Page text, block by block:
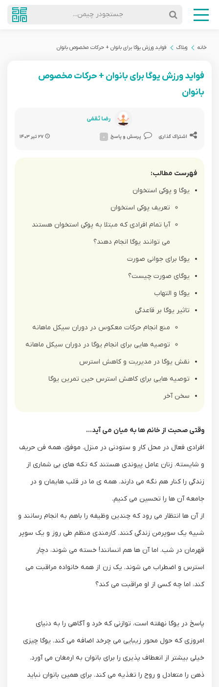
جستجودر چیمن...
خانه وبلاگ فواید ورزش یوگا برای بانوان + حرکات مخصوص بانوان
فواید ورزش یوگا برای بانوان + حرکات مخصوص
بانوان
رضا ثقفی
اشتراک گذاری پرسش و پاسخ ۰ ۲۷ تیر ۱۴۰۳
فهرست مطالب:
یوگا و پوکی استخوان
تعریف پوکی استخوان
آیا تمام افرادی که مبتلا به پوکی استخوان هستند
می توانند یوگا انجام دهند؟
یوگا برای جوانی صورت
یوگای صورت چیست؟
یوگا و التهاب
تاثیر یوگا بر قاعدگی
منع انجام حرکات معکوس در دوران سیکل ماهانه
توصیه هایی برای انجام یوگا در دوران سیکل ماهانه
نقش یوگا در مدیریت و کاهش استرس
توصیه هایی برای کاهش استرس حین تمرین یوگا
سخن آخر
وقتی صحبت از خانم ها به میان می آید...
افرادی فعال در محل کار و ستودنی در منزل. موفق، همه فن حریف
و شایسته. زنان عامل پیوندی هستند که تکه های بی شماری از
زندگی را کنار هم نگه می دارند. همه ی ما در قلب هایمان و در
جامعه آن ها را تحسین می کنیم.
از آن ها انتظار می رود که چندین وظیفه را باهم به انجام رسانند و
شبیه یک سوپرمن زندگی کنند. کارمندی منظم طی روز و یک سوپر
قهرمان در شب. اما آن ها هم انسانند! خسته می شوند، دچار
استرس و اضطراب می شوند. یک زن از همه خانواده مراقبت می
کند، اما چه کسی از او مراقبت می کند؟
پاسخ در یوگا نهفته است، توازنی که خرد و آگاهی را به دنیای
امروزی که حول محور زیبایی می چرخد اضافه می کند. یوگا چیزی
خیلی بیشتر از انعطاف پذیری را برای بانوان به ارمغان می آورد.
ذهن را متعادل و روح را تغذیه می کند. برای همین بانوان نباید